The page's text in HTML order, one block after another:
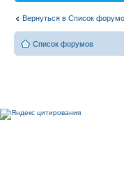
Вернуться в Список
Список форумов